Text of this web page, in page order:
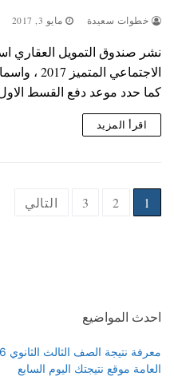
خطوات سعيدة مايو 3, 2017
نشر صندوق التمويل العقاري
كما حدد موعد دفع القسط
اقرأ المزيد
Posts
1
2
3 التالي
احدث المواضيع
العامة موقع نتيجتك اليوم السابع